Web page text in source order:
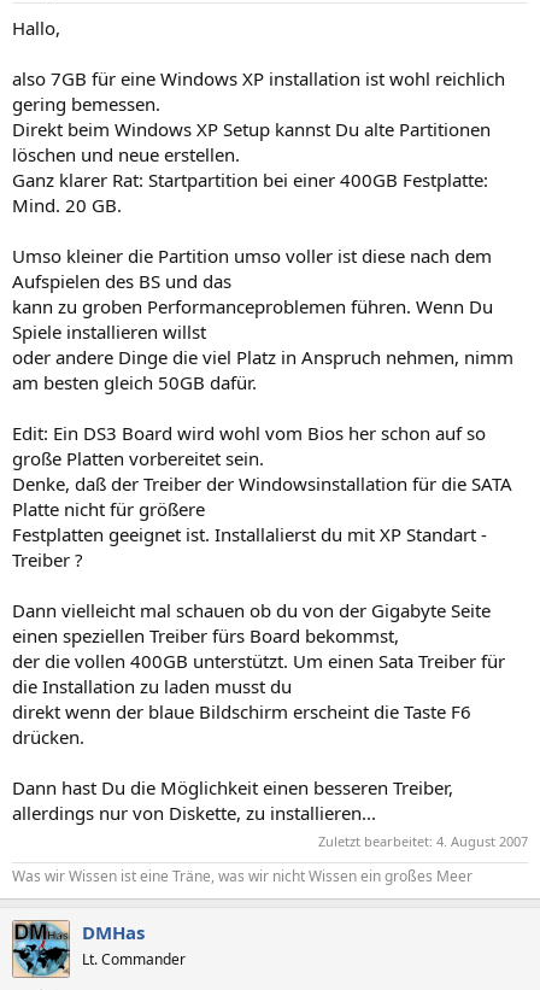
Hallo,
also 7GB für eine Windows XP installation ist wohl reichlich
gering bemessen.
Direkt beim Windows XP Setup kannst Du alte Partitionen
löschen und neue erstellen.
Ganz klarer Rat: Startpartition bei einer 400GB Festplatte:
Mind. 20 GB.
Umso kleiner die Partition umso voller ist diese nach dem
Aufspielen des BS und das
kann zu groben Performanceproblemen führen. Wenn Du
Spiele installieren willst
oder andere Dinge die viel Platz in Anspruch nehmen, nimm
am besten gleich 50GB dafür.
Edit: Ein DS3 Board wird wohl vom Bios her schon auf so
große Platten vorbereitet sein.
Denke, daß der Treiber der Windowsinstallation für die SATA
Platte nicht für größere
Festplatten geeignet ist. Installalierst du mit XP Standart -
Treiber ?
Dann vielleicht mal schauen ob du von der Gigabyte Seite
einen speziellen Treiber fürs Board bekommst,
der die vollen 400GB unterstützt. Um einen Sata Treiber für
die Installation zu laden musst du
direkt wenn der blaue Bildschirm erscheint die Taste F6
drücken.
Dann hast Du die Möglichkeit einen besseren Treiber,
allerdings nur von Diskette, zu installieren...
Zuletzt bearbeitet: 4. August 2007
Was wir Wissen ist eine Träne, was wir nicht Wissen ein großes Meer
DMHas
Lt. Commander